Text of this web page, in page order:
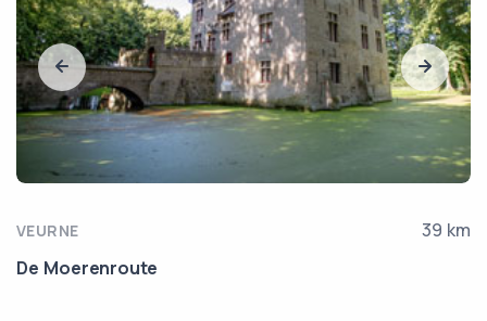
VEURNE
39 km
De Moerenroute